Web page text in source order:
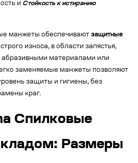
и Стойкость к истиранию
манжеты обеспечивают защитные
износа, в области запястья,
абразивными материалами или
заменяемые манжеты позволяют
защиты и гигиены, без
краг.
Спилковые
Размеры